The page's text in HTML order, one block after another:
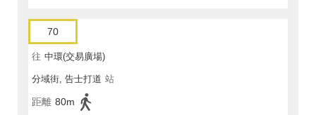
70
往 中環(交易廣場)
分域街, 告士打道 站
距離 80m